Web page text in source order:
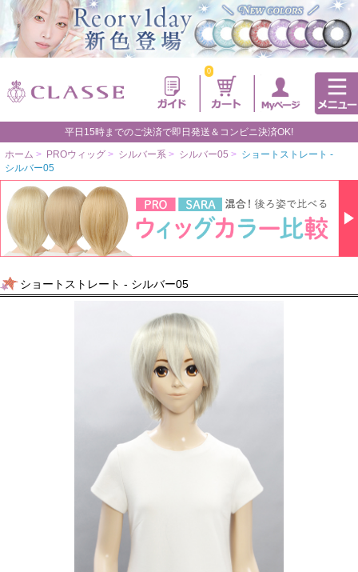
0
平日15時までのご決済で即日発送＆コンビニ決済OK!
ホーム > PROウィッグ > シルバー系 > シルバー05 > ショートストレート -
シルバー05
ショートストレート - シルバー05